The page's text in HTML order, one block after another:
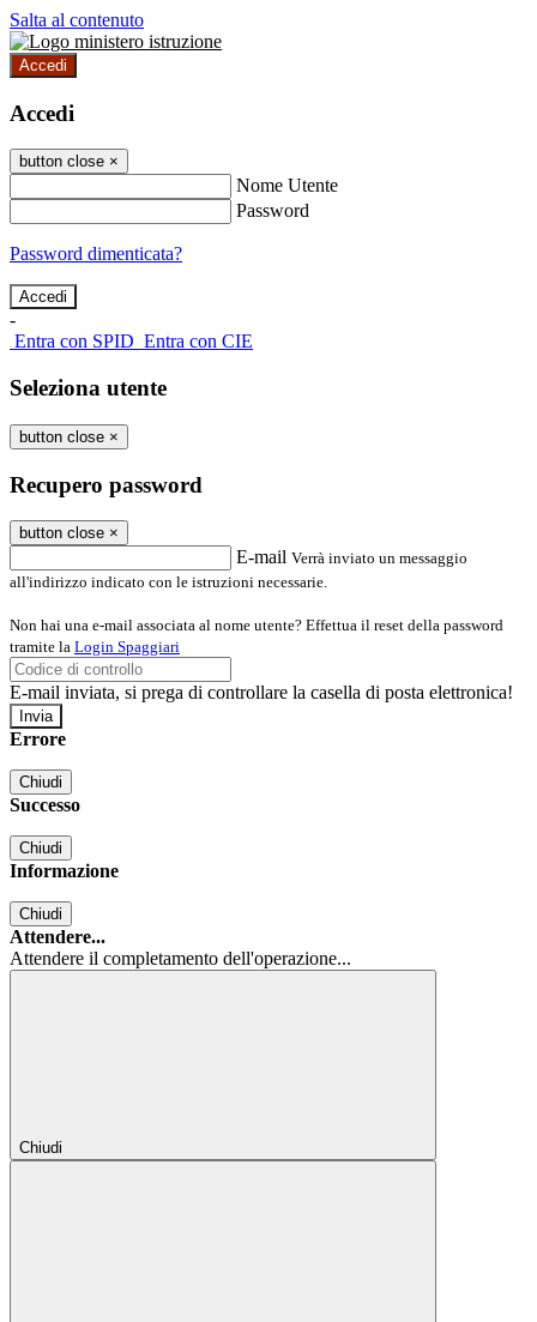
Salta al contenuto
Accedi
Accedi
button close ×
Nome Utente
Password
Password dimenticata?
-
Entra con SPID Entra con CIE
Seleziona utente
button close ×
Recupero password
button close ×
E-mail Verrà inviato un messaggio
all'indirizzo indicato con le istruzioni necessarie.
Non hai una e-mail associata al nome utente? Effettua il reset della password
tramite la Login Spaggiari
E-mail inviata, si prega di controllare la casella di posta elettronica!
Errore
Chiudi
Successo
Chiudi
Informazione
Chiudi
Attendere...
Attendere il completamento dell'operazione...
Chiudi